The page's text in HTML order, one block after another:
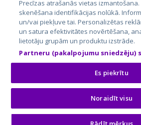
Roberts no Tīrām Visu
PIEDĀVĀT
City24.ee
GetaPro.lv
GetaPro.ee
Skelbiu.lt
Autoplius.lt
Aruodas.lt
Kainos.lt
KV.ee
Osta.ee
Precīzas atrašanās vietas
skenēšana identifikācijas nolūkā.
un/vai piekļuve tai. Personalizētas
un satura efektivitātes novērtēšana,
lietotāju grupām un produktu izstrāde.
Partneru (pakalpojumu sniedzēju)
Es piekrītu
Noraidīt visu